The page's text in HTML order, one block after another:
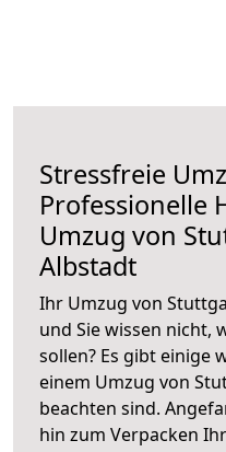
Stressfreie
Professionelle
Umzug von
Albstadt
Ihr Umzug von
und Sie wissen nicht,
sollen? Es gibt einige
einem Umzug von
beachten sind.
hin zum Verpacken